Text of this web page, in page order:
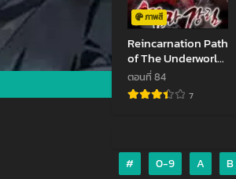
ภาพสี
Reincarnation Path
of The Underworld
King
ตอนที่ 84
7
# 0-9 A B